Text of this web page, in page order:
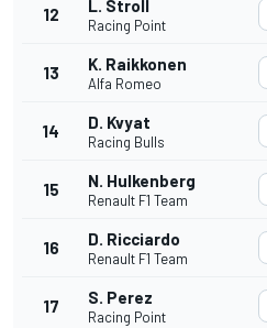
12 L. Stroll
Racing Point
13 K. Raikkonen
Alfa Romeo
14 D. Kvyat
Racing Bulls
15 N. Hulkenberg
Renault F1 Team
16 D. Ricciardo
Renault F1 Team
17 S. Perez
Racing Point